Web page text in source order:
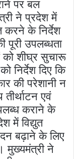
पर बल
ने प्रदेश में
करने के निर्देश
पूरी उपलब्धता
को शीघ्र सुचारू
निर्देश दिए कि
की परेशानी न
एवं
कराने के
में विद्युत
बढ़ाने के लिए
मुख्यमंत्री ने